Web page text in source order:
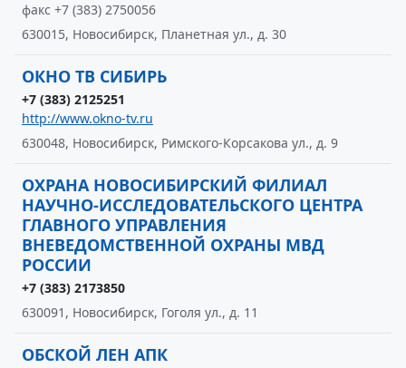
факс +7 (383) 2750056
630015, Новосибирск, Планетная ул., д. 30
ОКНО ТВ СИБИРЬ
+7 (383) 2125251
http://www.okno-tv.ru
630048, Новосибирск, Римского-Корсакова ул., д. 9
ОХРАНА НОВОСИБИРСКИЙ ФИЛИАЛ
НАУЧНО-ИССЛЕДОВАТЕЛЬСКОГО ЦЕНТРА
ГЛАВНОГО УПРАВЛЕНИЯ
ВНЕВЕДОМСТВЕННОЙ ОХРАНЫ МВД
РОССИИ
+7 (383) 2173850
630091, Новосибирск, Гоголя ул., д. 11
ОБСКОЙ ЛЕН АПК